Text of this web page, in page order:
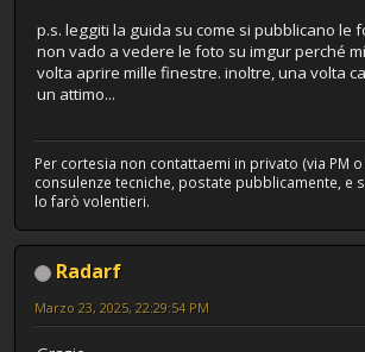
p.s. leggiti la guida su come si pubblicano le
non vado a vedere le foto su imgur perché
volta aprire mille finestre. inoltre, una volta
un attimo...
Per cortesia non contattaemi in privato (via PM
consulenze tecniche, postate pubblicamente, e
lo farò volentieri.
Radarf
Marzo 23, 2025, 22:29:54 PM